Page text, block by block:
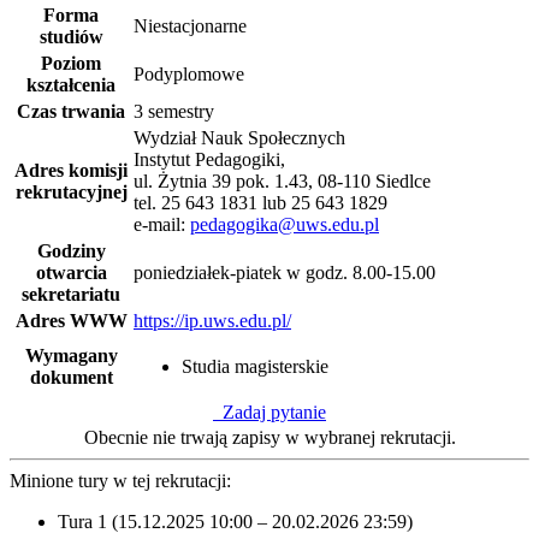
Forma
studiów
Niestacjonarne
Poziom
kształcenia
Podyplomowe
Czas trwania 3 semestry
Adres komisji
rekrutacyjnej
Wydział Nauk Społecznych
Instytut Pedagogiki,
ul. Żytnia 39 pok. 1.43, 08-110 Siedlce
tel. 25 643 1831 lub 25 643 1829
e-mail: pedagogika@uws.edu.pl
Godziny
otwarcia
sekretariatu
poniedziałek-piatek w godz. 8.00-15.00
Adres WWW https://ip.uws.edu.pl/
Wymagany
dokument
Studia magisterskie
Zadaj pytanie
Obecnie nie trwają zapisy w wybranej rekrutacji.
Minione tury w tej rekrutacji:
Tura 1 (15.12.2025 10:00 – 20.02.2026 23:59)